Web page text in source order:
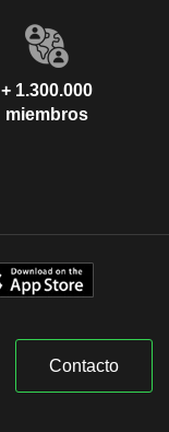
+ 1.300.000
miembros
Contacto